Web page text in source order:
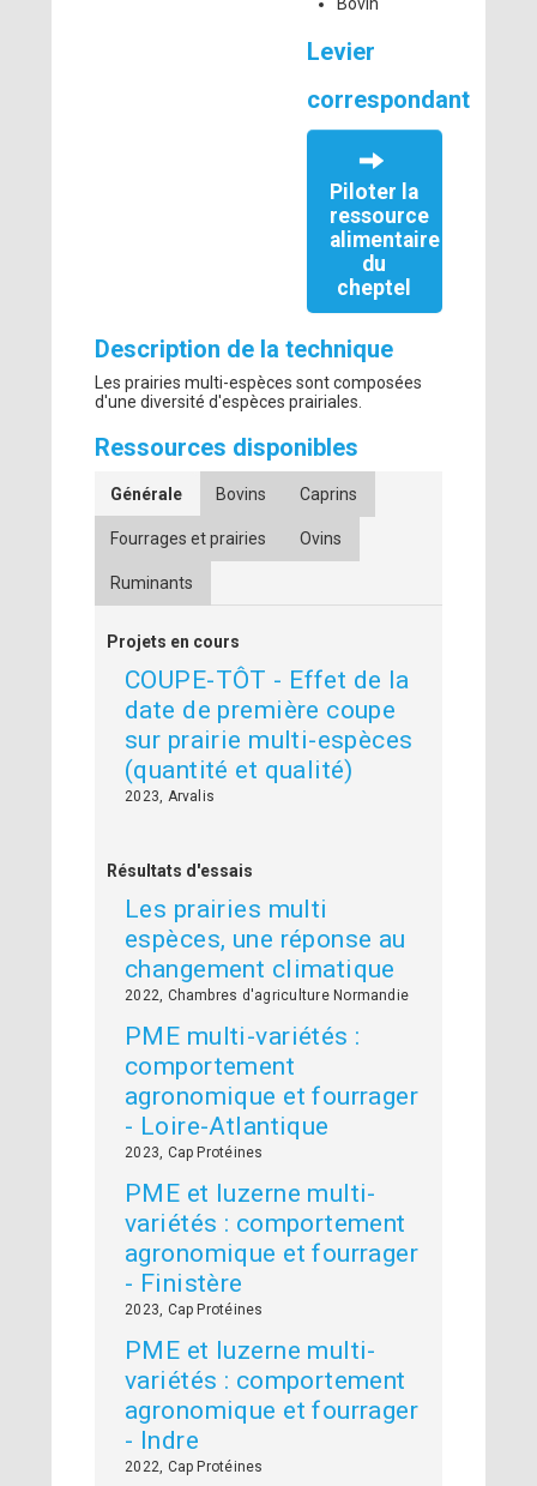
Levier
correspondant
Piloter la
ressource
alimentaire
du
cheptel
Description de la technique
Les prairies multi-espèces sont composées
d'une diversité d'espèces prairiales.
Ressources disponibles
Générale Bovins Caprins
Fourrages et prairies Ovins
Ruminants
Projets en cours
COUPE-TÔT - Effet de la
date de première coupe
sur prairie multi-espèces
(quantité et qualité)
2023, Arvalis
Résultats d'essais
Les prairies multi
espèces, une réponse au
changement climatique
2022, Chambres d'agriculture Normandie
PME multi-variétés :
comportement
agronomique et fourrager
- Loire-Atlantique
2023, Cap Protéines
PME et luzerne multi-
variétés : comportement
agronomique et fourrager
- Finistère
2023, Cap Protéines
PME et luzerne multi-
variétés : comportement
agronomique et fourrager
- Indre
2022, Cap Protéines